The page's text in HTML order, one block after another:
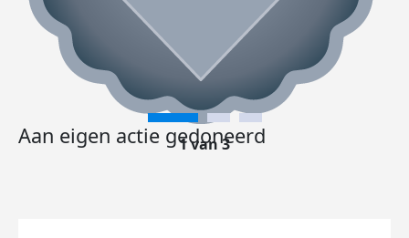
Aan eigen actie gedoneerd
1 van 3